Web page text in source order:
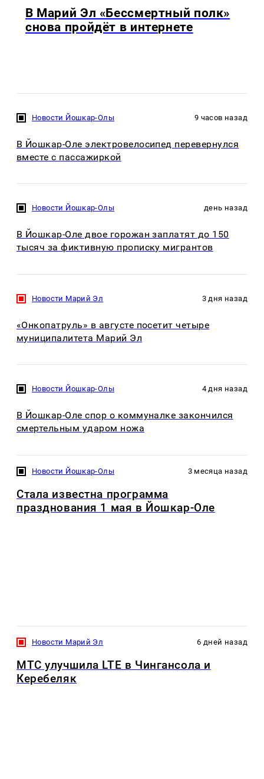
В Марий Эл «Бессмертный полк»
снова пройдёт в интернете
Новости Йошкар-Олы 9 часов назад
В Йошкар-Оле электровелосипед перевернулся
вместе с пассажиркой
Новости Йошкар-Олы день назад
В Йошкар-Оле двое горожан заплатят до 150
тысяч за фиктивную прописку мигрантов
Новости Марий Эл 3 дня назад
«Онкопатруль» в августе посетит четыре
муниципалитета Марий Эл
Новости Йошкар-Олы 4 дня назад
В Йошкар-Оле спор о коммуналке закончился
смертельным ударом ножа
Новости Йошкар-Олы 3 месяца назад
Стала известна программа
празднования 1 мая в Йошкар-Оле
Новости Марий Эл 6 дней назад
МТС улучшила LTE в Чингансола и
Керебеляк